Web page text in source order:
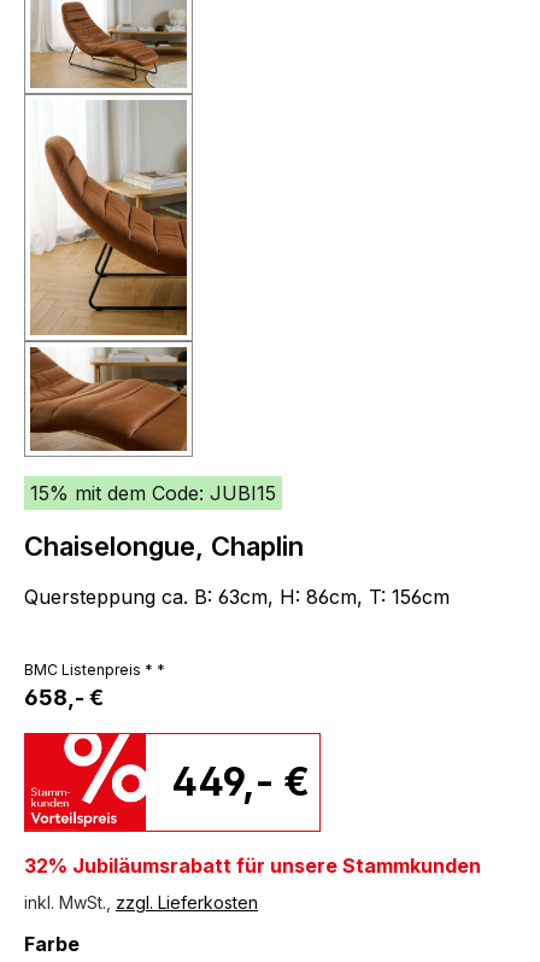
15% mit dem Code: JUBI15
Chaiselongue, Chaplin
Quersteppung ca. B: 63cm, H: 86cm, T: 156cm
BMC Listenpreis * *
658,- €
449,- €
32% Jubiläumsrabatt für unsere Stammkunden
inkl. MwSt., zzgl. Lieferkosten
Farbeauswählen